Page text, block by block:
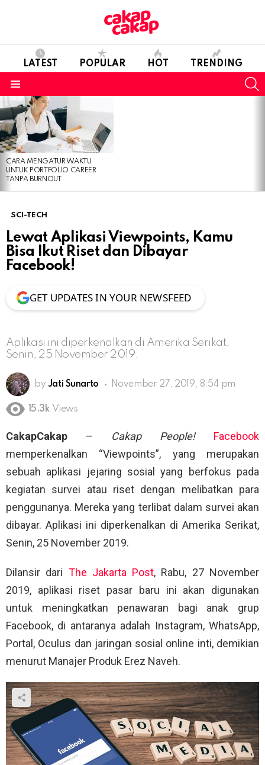
LATEST POPULAR HOT TRENDING
LATEST
STORIES
CARA MENGATUR WAKTU
UNTUK PORTFOLIO CAREER
TANPA BURNOUT
SCI-TECH
Lewat Aplikasi Viewpoints, Kamu
Bisa Ikut Riset dan Dibayar
Facebook!
GET UPDATES IN YOUR NEWSFEED
Aplikasi ini diperkenalkan di Amerika Serikat,
Senin, 25 November 2019.
by Jati Sunarto November 27, 2019, 8:54 pm
15.3k Views
CakapCakap – Cakap People!
Facebook
memperkenalkan “Viewpoints”, yang merupakan
sebuah aplikasi jejaring sosial yang berfokus pada
kegiatan survei atau riset dengan melibatkan para
penggunanya. Mereka yang terlibat dalam survei akan
dibayar. Aplikasi ini diperkenalkan di Amerika Serikat,
Senin, 25 November 2019.
Dilansir dari The Jakarta Post, Rabu, 27 November
2019, aplikasi riset pasar baru ini akan digunakan
untuk meningkatkan penawaran bagi anak grup
Facebook, di antaranya adalah Instagram, WhatsApp,
Portal, Oculus dan jaringan sosial online inti, demikian
menurut Manajer Produk Erez Naveh.